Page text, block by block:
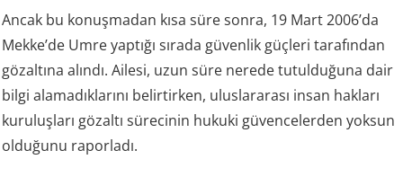
Ancak bu konuşmadan kısa süre sonra, 19 Mart 2006’da
Mekke’de Umre yaptığı sırada güvenlik güçleri tarafından
gözaltına alındı. Ailesi, uzun süre nerede tutulduğuna dair
bilgi alamadıklarını belirtirken, uluslararası insan hakları
kuruluşları gözaltı sürecinin hukuki güvencelerden yoksun
olduğunu raporladı.